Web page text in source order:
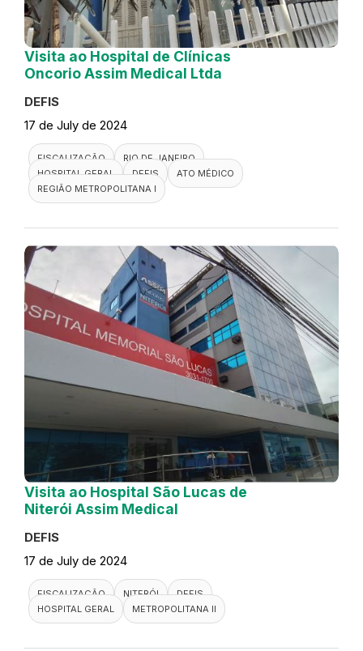
Visita ao Hospital de Clínicas
Oncorio Assim Medical Ltda
DEFIS
17 de July de 2024
FISCALIZAÇÃO
RIO DE JANEIRO
HOSPITAL GERAL
DEFIS
ATO MÉDICO
REGIÃO METROPOLITANA I
Visita ao Hospital São Lucas de
Niterói Assim Medical
DEFIS
17 de July de 2024
FISCALIZAÇÃO NITERÓI
DEFIS
HOSPITAL GERAL
METROPOLITANA II